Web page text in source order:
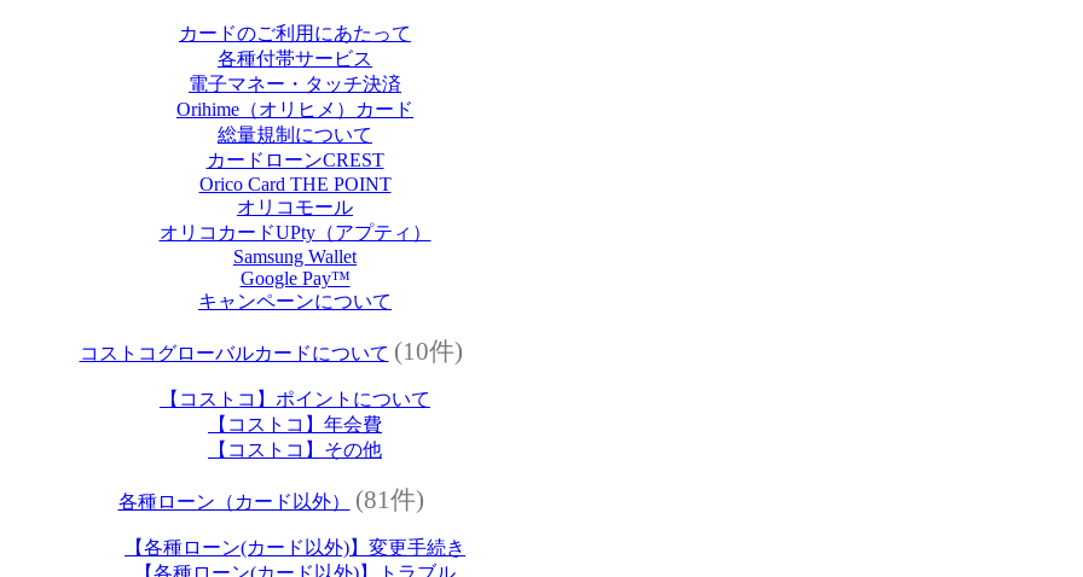
カードのご利用にあたって
各種付帯サービス
電子マネー・タッチ決済
Orihime（オリヒメ）カード
総量規制について
カードローンCREST
Orico Card THE POINT
オリコモール
オリコカードUPty（アプティ）
Samsung Wallet
Google Pay™
キャンペーンについて
コストコグローバルカードについて (10件)
【コストコ】ポイントについて
【コストコ】年会費
【コストコ】その他
各種ローン（カード以外） (81件)
【各種ローン(カード以外)】変更手続き
【各種ローン(カード以外)】トラブル